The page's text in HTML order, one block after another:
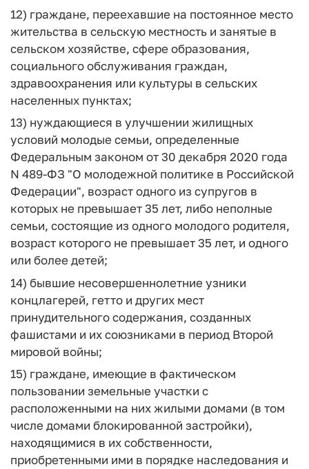
12) граждане, переехавшие на постоянное место
жительства в сельскую местность и занятые в
сельском хозяйстве, сфере образования,
социального обслуживания граждан,
здравоохранения или культуры в сельских
населенных пунктах;
13) нуждающиеся в улучшении жилищных
условий молодые семьи, определенные
Федеральным законом от 30 декабря 2020 года
N 489-ФЗ "О молодежной политике в Российской
Федерации", возраст одного из супругов в
которых не превышает 35 лет, либо неполные
семьи, состоящие из одного молодого родителя,
возраст которого не превышает 35 лет, и одного
или более детей;
14) бывшие несовершеннолетние узники
концлагерей, гетто и других мест
принудительного содержания, созданных
фашистами и их союзниками в период Второй
мировой войны;
15) граждане, имеющие в фактическом
пользовании земельные участки с
расположенными на них жилыми домами (в том
числе домами блокированной застройки),
находящимися в их собственности,
приобретенными ими в порядке наследования и